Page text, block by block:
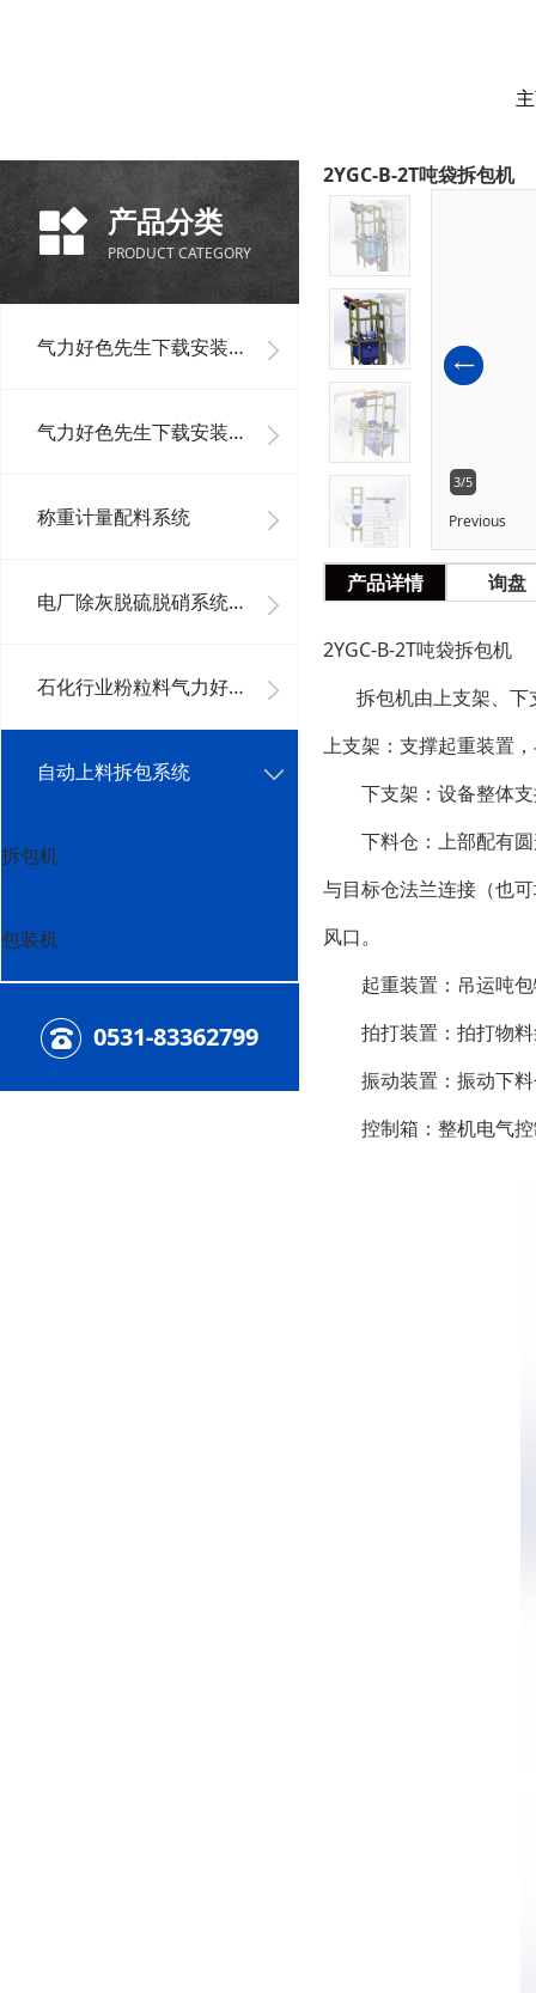
产品分类
PRODUCT CATEGORY
气力好色先生下载安装单机设备
气力好色先生下载安装系统工程
称重计量配料系统
电厂除灰脱硫脱硝系统及其它好色先生下载安装系统
石化行业粉粒料气力好色先生下载安装系统
自动上料拆包系统
拆包机
包装机
0531-83362799
2YGC-B-2T吨袋拆包机
3/5
Previous
产品详情 询盘
2YGC-B-2T吨袋拆包机
拆包机由上支架、下
上支架：支撑起重装置
下支架：设备整体支
下料仓：上部配有圆
与目标仓法兰连接（也
风口。
起重装置：吊运吨包
拍打装置：拍打物料
振动装置：振动下料
控制箱：整机电气控